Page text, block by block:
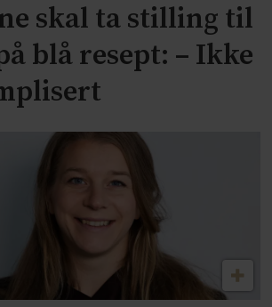
skal ta stilling til
blå resept: – Ikke